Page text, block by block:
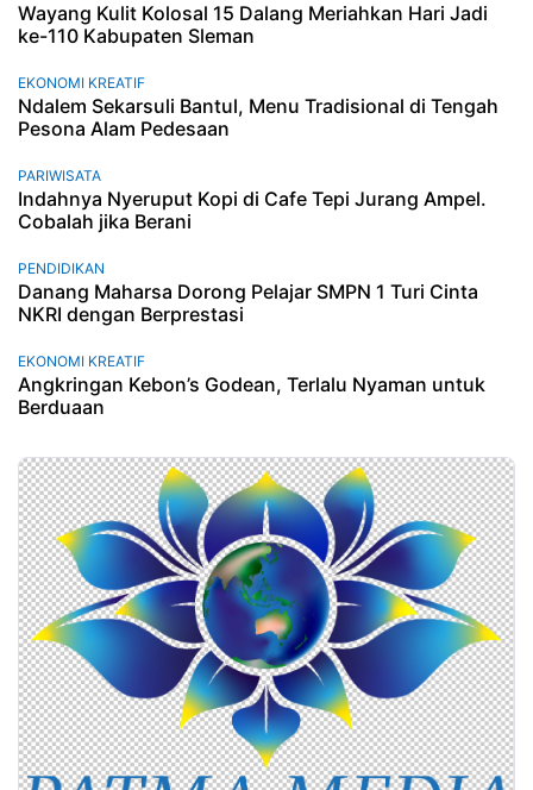
Wayang Kulit Kolosal 15 Dalang Meriahkan Hari Jadi
ke-110 Kabupaten Sleman
EKONOMI KREATIF
Ndalem Sekarsuli Bantul, Menu Tradisional di Tengah
Pesona Alam Pedesaan
PARIWISATA
Indahnya Nyeruput Kopi di Cafe Tepi Jurang Ampel.
Cobalah jika Berani
PENDIDIKAN
Danang Maharsa Dorong Pelajar SMPN 1 Turi Cinta
NKRI dengan Berprestasi
EKONOMI KREATIF
Angkringan Kebon’s Godean, Terlalu Nyaman untuk
Berduaan